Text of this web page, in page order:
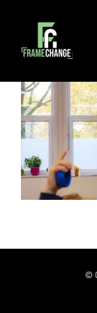
inhoud
©